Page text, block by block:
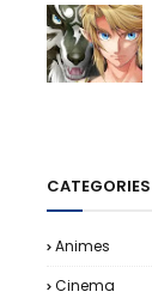
CATEGORIES
Animes
Cinema